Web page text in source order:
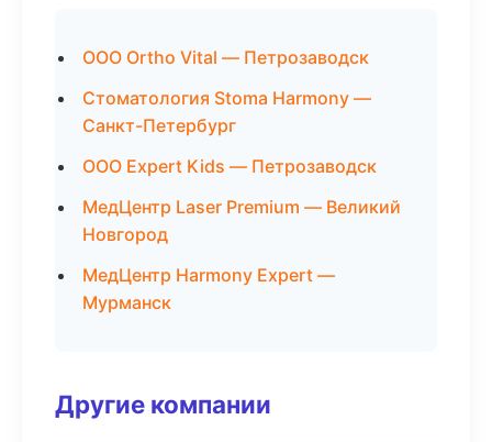
ООО Ortho Vital — Петрозаводск
Стоматология Stoma Harmony —
Санкт-Петербург
ООО Expert Kids — Петрозаводск
МедЦентр Laser Premium — Великий
Новгород
МедЦентр Harmony Expert —
Мурманск
Другие компании